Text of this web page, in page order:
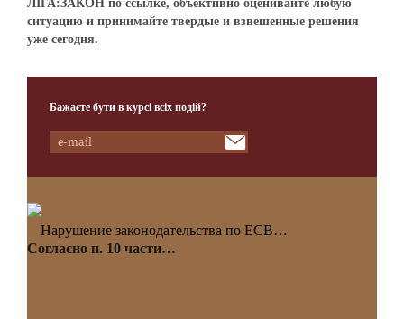
ЛІГА:ЗАКОН по ссылке, объективно оценивайте любую
ситуацию и принимайте твердые и взвешенные решения
уже сегодня.
Бажаєте бути в курсі всіх подій?
Нарушение законодательства по ЕСВ…
Согласно п. 10 части…